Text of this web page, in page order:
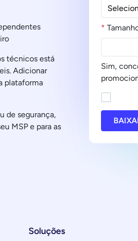
técnicos está
Adicionar
plataforma
de segurança,
MSP e para as
*
Sim,
Soluções